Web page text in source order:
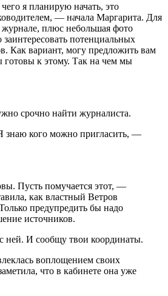
я планирую начать, это
— начала Маргарита. Для
журнале, плюс небольшая фото
потенциальных
Как вариант, могу предложить вам
готовы к этому. Так на чем мы
срочно найти журналиста.
кого можно пригласить, —
Пусть помучается этот, —
как властный Ветров
предупредить бы надо
источников.
И сообщу твои координаты.
воплощением своих
что в кабинете она уже